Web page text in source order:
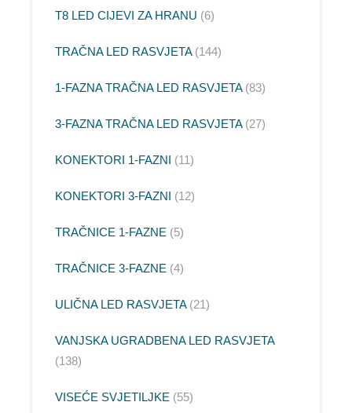
T8 LED CIJEVI ZA HRANU 6
TRAČNA LED RASVJETA 144
1-FAZNA TRAČNA LED RASVJETA 83
3-FAZNA TRAČNA LED RASVJETA 27
KONEKTORI 1-FAZNI 11
KONEKTORI 3-FAZNI 12
TRAČNICE 1-FAZNE 5
TRAČNICE 3-FAZNE 4
ULIČNA LED RASVJETA 21
VANJSKA UGRADBENA LED RASVJETA
138
VISEĆE SVJETILJKE 55